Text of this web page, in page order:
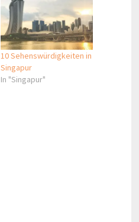
10 Sehenswürdigkeiten in
Singapur
In "Singapur"